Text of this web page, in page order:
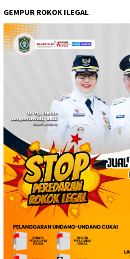
GEMPUR ROKOK ILEGAL